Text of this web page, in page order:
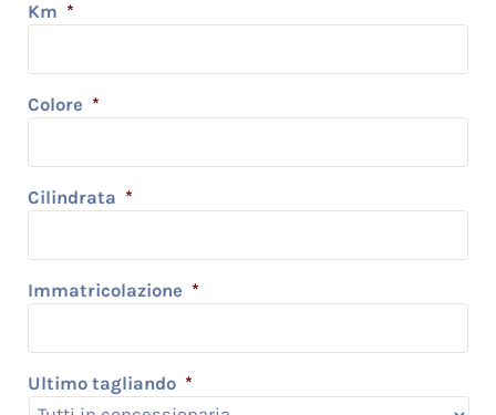
Km *
Colore *
Cilindrata *
Immatricolazione *
Ultimo tagliando *